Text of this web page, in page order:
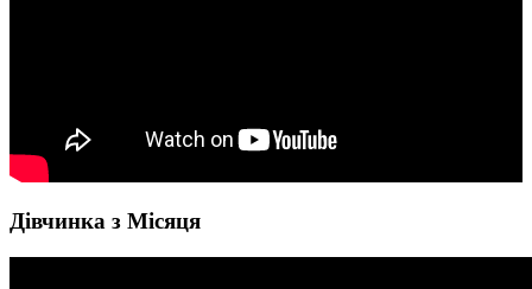
Дівчинка з Місяця